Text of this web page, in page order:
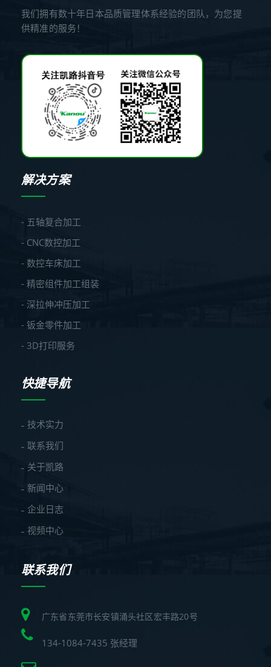
我们拥有数十年日本品质管理体系经验的团队，为您提
供精准的服务！
解决方案
- 五轴复合加工
- CNC数控加工
- 数控车床加工
- 精密组件加工组装
- 深拉伸冲压加工
- 钣金零件加工
- 3D打印服务
快捷导航
技术实力
联系我们
关于凯路
新闻中心
企业日志
视频中心
联系我们
广东省东莞市长安镇涌头社区宏丰路20号
134-1084-7435 张经理